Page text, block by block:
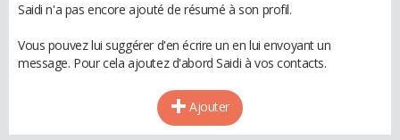
Saidi n'a pas encore ajouté de résumé à son profil.
Vous pouvez lui suggérer d'en écrire un en lui envoyant un
message. Pour cela ajoutez d'abord Saidi à vos contacts.
Ajouter